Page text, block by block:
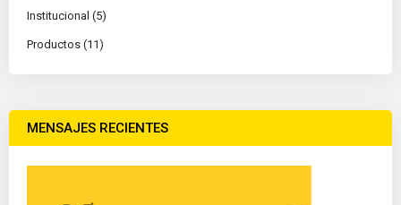
Institucional (5)
Productos (11)
MENSAJES RECIENTES